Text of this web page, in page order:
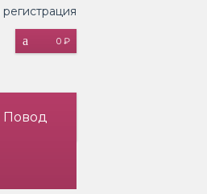
регистрация
0 ₽
Повод